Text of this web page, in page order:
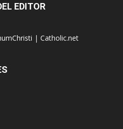
EDITOR
| Catholic.net